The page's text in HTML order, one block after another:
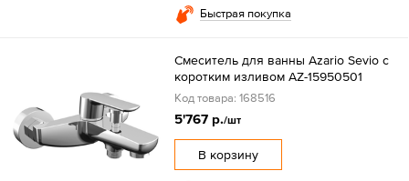
Быстрая покупка
Смеситель для ванны Azario Sevio с
коротким изливом AZ-15950501
Код товара: 168516
5'767 р./шт
В корзину